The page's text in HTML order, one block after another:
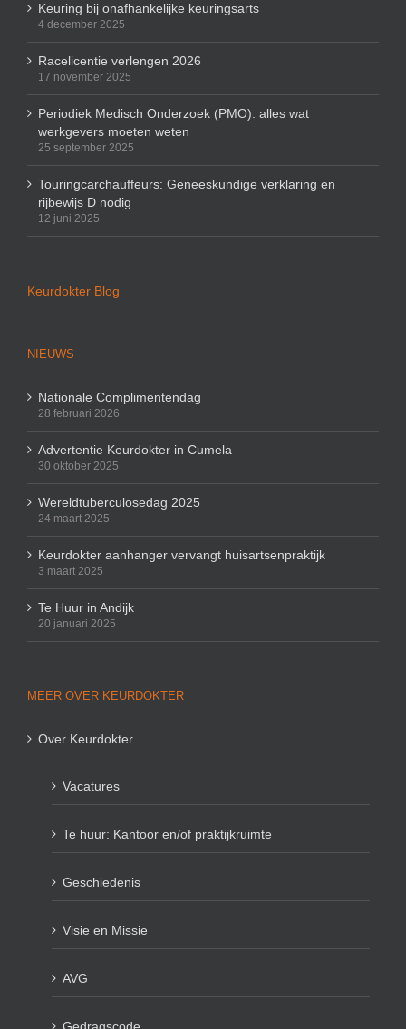
Keuring bij onafhankelijke keuringsarts
4 december 2025
Racelicentie verlengen 2026
17 november 2025
Periodiek Medisch Onderzoek (PMO): alles wat
werkgevers moeten weten
25 september 2025
Touringcarchauffeurs: Geneeskundige verklaring en
rijbewijs D nodig
12 juni 2025
Keurdokter Blog
NIEUWS
Nationale Complimentendag
28 februari 2026
Advertentie Keurdokter in Cumela
30 oktober 2025
Wereldtuberculosedag 2025
24 maart 2025
Keurdokter aanhanger vervangt huisartsenpraktijk
3 maart 2025
Te Huur in Andijk
20 januari 2025
MEER OVER KEURDOKTER
Over Keurdokter
Vacatures
Te huur: Kantoor en/of praktijkruimte
Geschiedenis
Visie en Missie
AVG